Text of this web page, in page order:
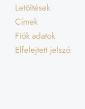
Letöltések
Címek
Fiók adatok
Elfelejtett jelszó